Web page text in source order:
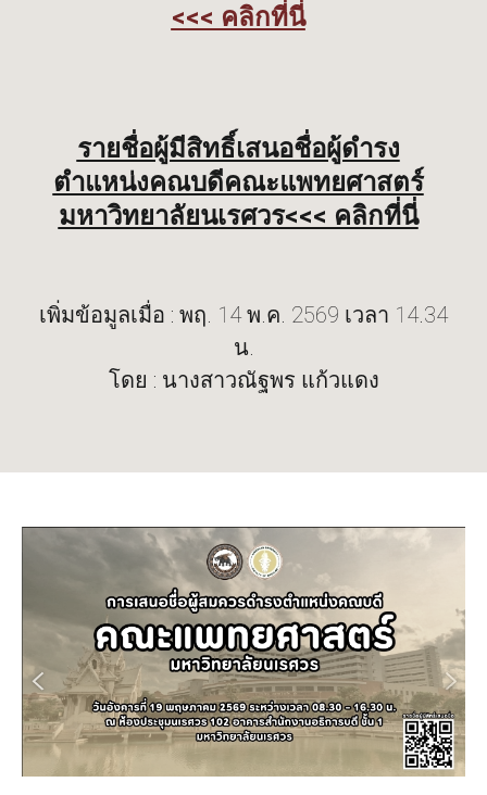
<<< คลิกที่นี่
รายชื่อผู้มีสิทธิ์เสนอชื่อผู้ดำรง
ตำแหน่งคณบดีคณะแพทยศาสตร์
มหาวิทยาลัยนเรศวร<<< คลิกที่นี่
เพิ่มข้อมูลเมื่อ : พฤ. 14 พ.ค. 2569 เวลา 14.34
น.
โดย : นางสาวณัฐพร แก้วแดง